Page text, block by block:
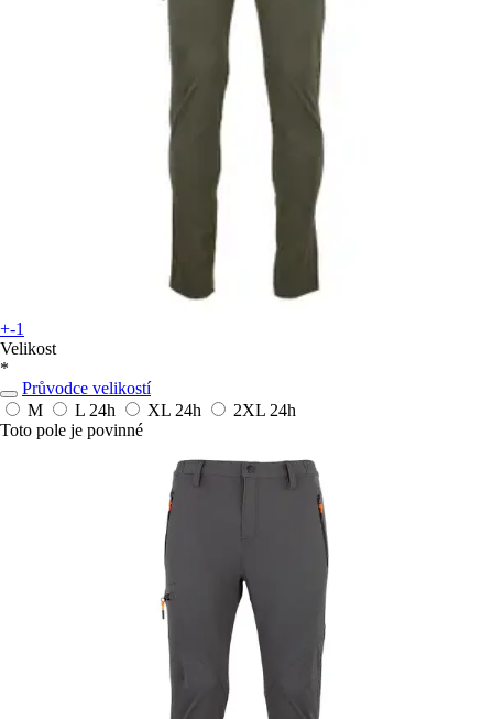
+-1
Velikost
*
Průvodce velikostí
M
L 24h XL 24h 2XL 24h
Toto pole je povinné